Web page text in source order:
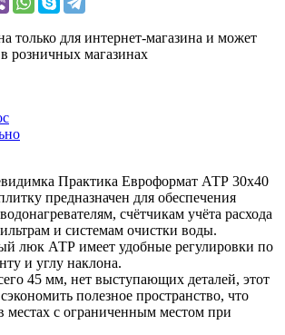
только для интернет-магазина и может
розничных магазинах
Практика Евроформат АТР 30х40
предназначен для обеспечения
счётчикам учёта расхода
и системам очистки воды.
люк АТР имеет удобные регулировки по
и углу наклона.
45 мм, нет выступающих деталей, этот
полезное пространство, что
местах с ограниченным местом при